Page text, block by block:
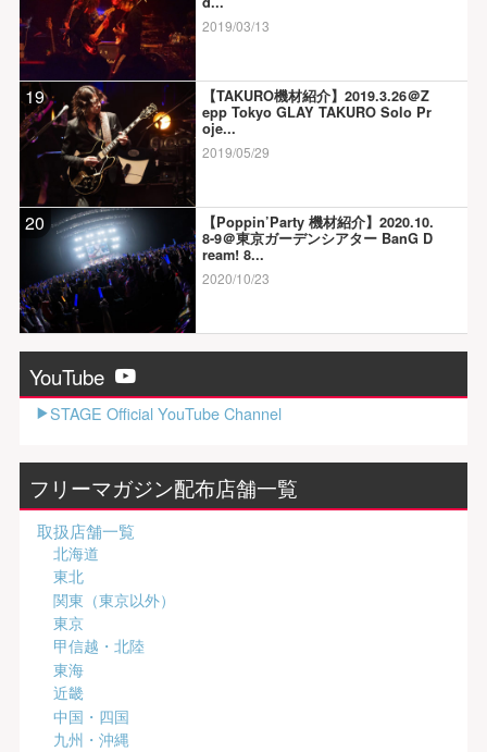
2019/03/13
19
【TAKURO機材紹介】2019.3.26＠Z
epp Tokyo GLAY TAKURO Solo Pr
oje...
2019/05/29
20
【Poppin’Party 機材紹介】2020.10.
8-9＠東京ガーデンシアター BanG D
ream! 8...
2020/10/23
YouTube
STAGE Official YouTube Channel
フリーマガジン配布店舗一覧
取扱店舗一覧
北海道
東北
関東（東京以外）
東京
甲信越・北陸
東海
近畿
中国・四国
九州・沖縄